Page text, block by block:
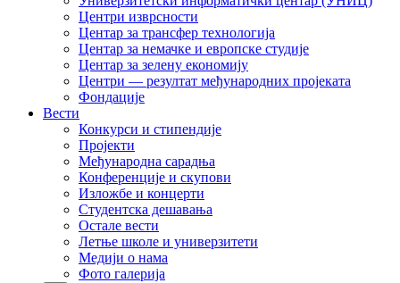
Центри изврсности
Центар за трансфер технологија
Центар за немачке и европске студије
Центар за зелену економију
Центри — резултат међународних пројеката
Фондације
Вести
Конкурси и стипендије
Пројекти
Међународна сарадња
Конференције и скупови
Изложбе и концерти
Студентска дешавања
Остале вести
Летње школе и универзитети
Медији о нама
Фото галерија